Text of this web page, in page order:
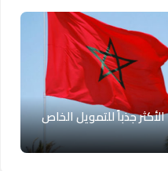
المغرب ضمن قائمة الدول الـ11 الأكثر جذباً للتمويل الخاص